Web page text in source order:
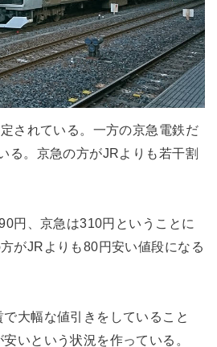
されている。一方の京急電鉄だ
る。京急の方がJRよりも若干割
円、京急は310円ということに
がJRよりも80円安い値段になる
大幅な値引きをしていること
いという状況を作っている。